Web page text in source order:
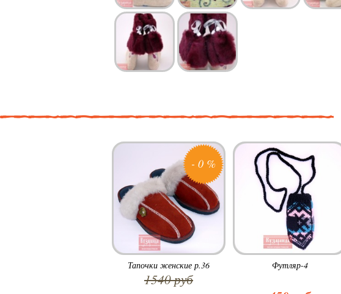
- 0 %
Тапочки женские р.36
1540 руб
Футляр-4